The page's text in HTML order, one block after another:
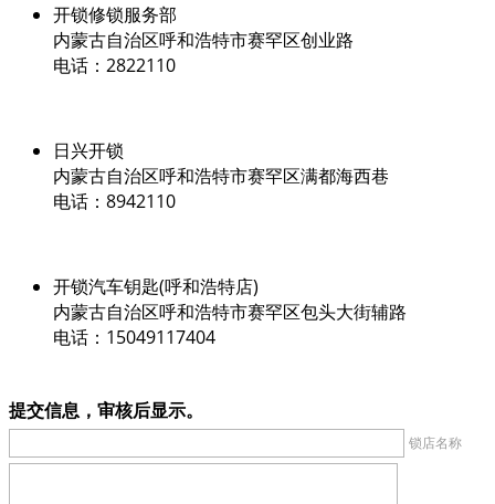
开锁修锁服务部
内蒙古自治区呼和浩特市赛罕区创业路
电话：2822110
日兴开锁
内蒙古自治区呼和浩特市赛罕区满都海西巷
电话：8942110
开锁汽车钥匙(呼和浩特店)
内蒙古自治区呼和浩特市赛罕区包头大街辅路
电话：15049117404
提交信息，审核后显示。
锁店名称